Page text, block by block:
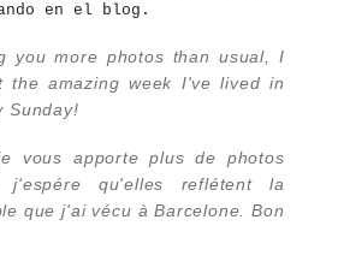
en el blog.
you more photos than usual, I
the amazing week I've lived in
Sunday!
vous apporte plus de photos
j'espére qu'elles reflétent
la
que j'ai vécu à Barcelone.Bon